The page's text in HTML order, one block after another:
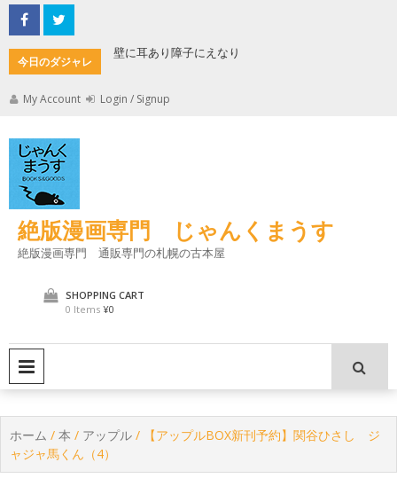
Skip
to
content
今日のダジャレ
んた 壁に耳あり障子にえなり
My Account Login / Signup
絶版漫画専門 じゃんくまうす
絶版漫画専門 通販専門の札幌の古本屋
SHOPPING CART
0 Items ¥0
ホーム / 本 / アップル / 【アップルBOX新刊予約】関谷ひさし ジ
ャジャ馬くん（4）